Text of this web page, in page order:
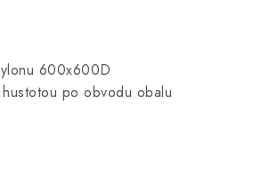
600x600D
po obvodu obalu